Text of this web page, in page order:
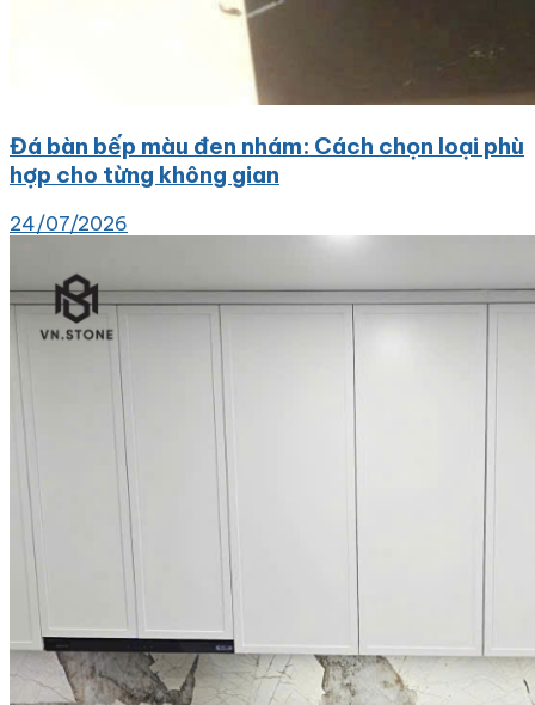
Đá bàn bếp màu đen nhám: Cách chọn loại phù
hợp cho từng không gian
24/07/2026